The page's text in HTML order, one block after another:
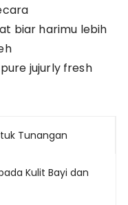
biar harimu lebih
jujurly fresh
Tunangan
Kulit Bayi dan